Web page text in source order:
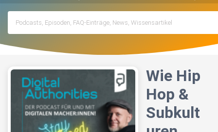
Wie Hip
Hop &
Subkult